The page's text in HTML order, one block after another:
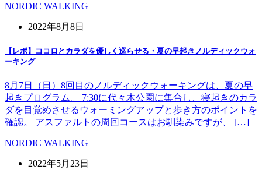
NORDIC WALKING
2022年8月8日
【レポ】ココロとカラダを優しく巡らせる・夏の早起きノルディックウォ
ーキング
8月7日（日）8回目のノルディックウォーキングは、夏の早
起きプログラム。 7:30に代々木公園に集合し、寝起きのカラ
ダを目覚めさせるウォーミングアップと歩き方のポイントを
確認。 アスファルトの周回コースはお馴染みですが、 […]
NORDIC WALKING
2022年5月23日